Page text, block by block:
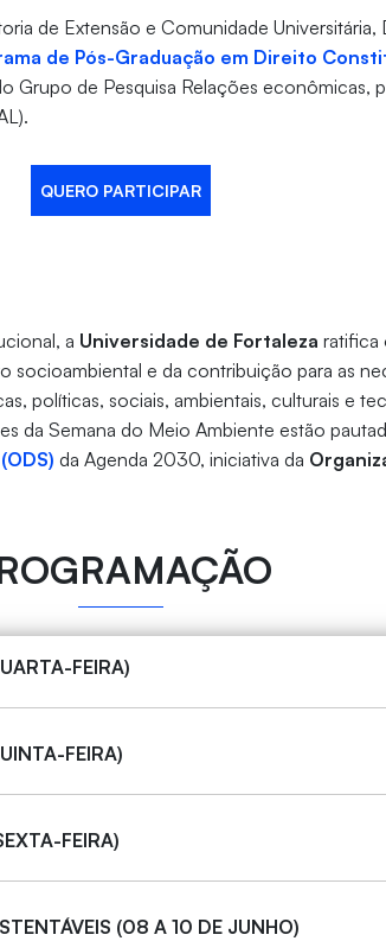
de Extensão e Comunidade Universitária,
de Pós-Graduação em Direito
Grupo de Pesquisa Relações econômicas,
QUERO PARTICIPAR
a Universidade de Fortalezaratifica
socioambiental e da contribuição para as
políticas, sociais, ambientais, culturais e
da Semana do Meio Ambiente estão
da Agenda 2030, iniciativa da
FEIRA)
FEIRA)
FEIRA)
(08 A 10 DE JUNHO)